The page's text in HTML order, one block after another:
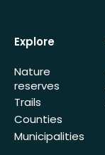
Explore
Nature
reserves
Trails
Counties
Municipalities